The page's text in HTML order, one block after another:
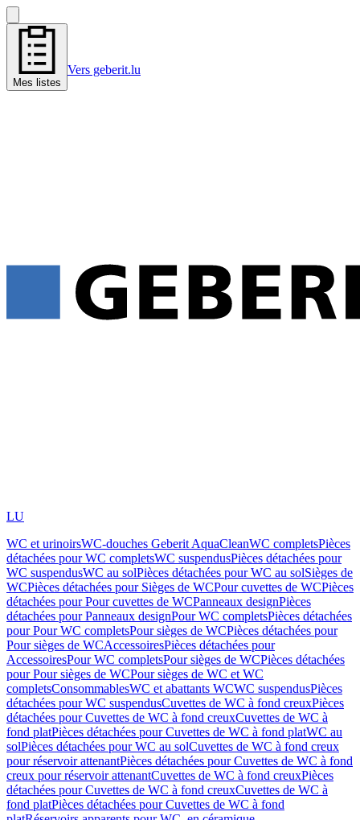
Mes listes
Vers geberit.lu
LU
WC et urinoirsWC-douches Geberit AquaCleanWC completsPièces
détachées pour WC completsWC suspendusPièces détachées pour
WC suspendusWC au solPièces détachées pour WC au solSièges de
WCPièces détachées pour Sièges de WCPour cuvettes de WCPièces
détachées pour Pour cuvettes de WCPanneaux designPièces
détachées pour Panneaux designPour WC completsPièces détachées
pour Pour WC completsPour sièges de WCPièces détachées pour
Pour sièges de WCAccessoiresPièces détachées pour
AccessoiresPour WC completsPour sièges de WCPièces détachées
pour Pour sièges de WCPour sièges de WC et WC
completsConsommablesWC et abattants WCWC suspendusPièces
détachées pour WC suspendusCuvettes de WC à fond creuxPièces
détachées pour Cuvettes de WC à fond creuxCuvettes de WC à
fond platPièces détachées pour Cuvettes de WC à fond platWC au
solPièces détachées pour WC au solCuvettes de WC à fond creux
pour réservoir attenantPièces détachées pour Cuvettes de WC à fond
creux pour réservoir attenantCuvettes de WC à fond creuxPièces
détachées pour Cuvettes de WC à fond creuxCuvettes de WC à
fond platPièces détachées pour Cuvettes de WC à fond